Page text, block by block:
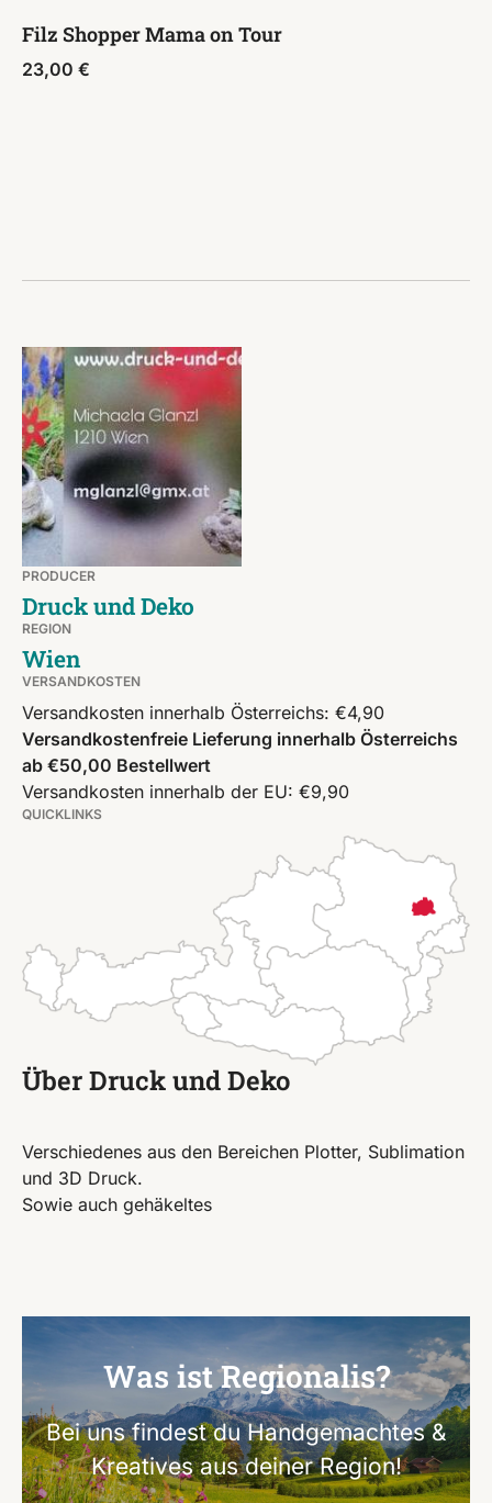
Filz Shopper Mama on Tour
23,00 €
PRODUCER
Druck und Deko
REGION
Wien
VERSANDKOSTEN
Versandkosten innerhalb Österreichs: €4,90
Versandkostenfreie Lieferung innerhalb Österreichs
ab €50,00 Bestellwert
Versandkosten innerhalb der EU: €9,90
QUICKLINKS
Über Druck und Deko
Verschiedenes aus den Bereichen Plotter, Sublimation
und 3D Druck.
Sowie auch gehäkeltes
Was ist Regionalis?
Bei uns findest du Handgemachtes &
Kreatives aus deiner Region!